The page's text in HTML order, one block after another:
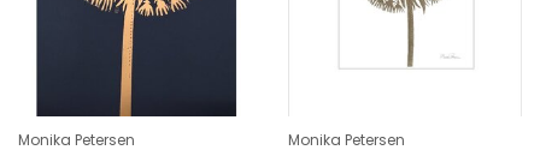
Monika Petersen Monika Petersen